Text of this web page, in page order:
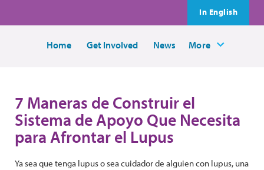
In English
Home Get Involved News More
7 Maneras de Construir el
Sistema de Apoyo Que Necesita
para Afrontar el Lupus
Ya sea que tenga lupus o sea cuidador de alguien con lupus, una